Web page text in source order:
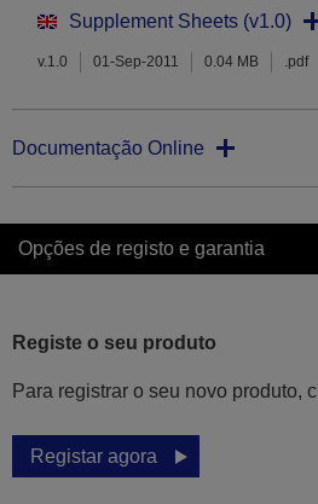
Supplement Sheets (v1.0)
v.1.0 01-Sep-2011 0.04 MB .pdf
Documentação Online
Opções de registo e garantia
Registe o seu produto
Para registrar o seu novo produto,
Registar agora